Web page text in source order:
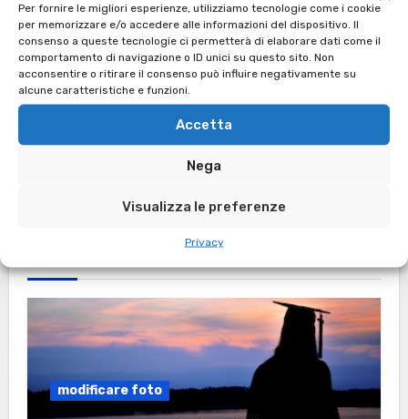
Per fornire le migliori esperienze, utilizziamo tecnologie come i cookie
per memorizzare e/o accedere alle informazioni del dispositivo. Il
consenso a queste tecnologie ci permetterà di elaborare dati come il
comportamento di navigazione o ID unici su questo sito. Non
acconsentire o ritirare il consenso può influire negativamente su
alcune caratteristiche e funzioni.
Accetta
Nega
Visualizza le preferenze
Privacy
PicMonkey, guida all’uso: come modificare le tue
foto online
Modificare e stampare foto con 12 print
Come usare instagram: Tutorial
modificare foto